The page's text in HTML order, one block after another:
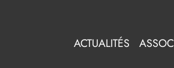
ACTUALITÉS